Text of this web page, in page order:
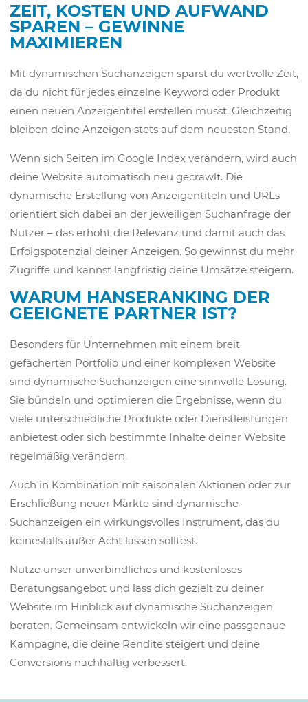
ZEIT, KOSTEN UND AUFWAND
SPAREN – GEWINNE
MAXIMIEREN
Mit dynamischen Suchanzeigen sparst du wertvolle Zeit,
da du nicht für jedes einzelne Keyword oder Produkt
einen neuen Anzeigentitel erstellen musst. Gleichzeitig
bleiben deine Anzeigen stets auf dem neuesten Stand.
Wenn sich Seiten im Google Index verändern, wird auch
deine Website automatisch neu gecrawlt. Die
dynamische Erstellung von Anzeigentiteln und URLs
orientiert sich dabei an der jeweiligen Suchanfrage der
Nutzer – das erhöht die Relevanz und damit auch das
Erfolgspotenzial deiner Anzeigen. So gewinnst du mehr
Zugriffe und kannst langfristig deine Umsätze steigern.
WARUM HANSERANKING DER
GEEIGNETE PARTNER IST?
Besonders für Unternehmen mit einem breit
gefächerten Portfolio und einer komplexen Website
sind dynamische Suchanzeigen eine sinnvolle Lösung.
Sie bündeln und optimieren die Ergebnisse, wenn du
viele unterschiedliche Produkte oder Dienstleistungen
anbietest oder sich bestimmte Inhalte deiner Website
regelmäßig verändern.
Auch in Kombination mit saisonalen Aktionen oder zur
Erschließung neuer Märkte sind dynamische
Suchanzeigen ein wirkungsvolles Instrument, das du
keinesfalls außer Acht lassen solltest.
Nutze unser unverbindliches und kostenloses
Beratungsangebot und lass dich gezielt zu deiner
Website im Hinblick auf dynamische Suchanzeigen
beraten. Gemeinsam entwickeln wir eine passgenaue
Kampagne, die deine Rendite steigert und deine
Conversions nachhaltig verbessert.